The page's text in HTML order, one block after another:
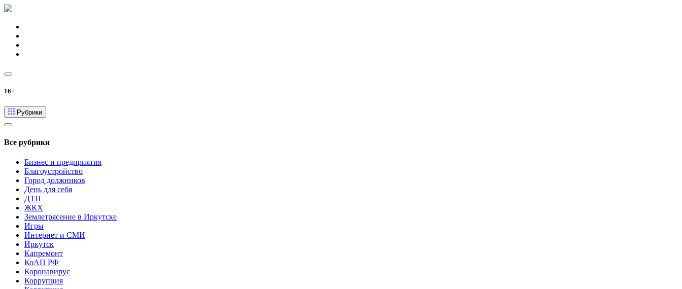
16+
Рубрики
Все рубрики
Бизнес и предприятия
Благоустройство
Город должников
День для себя
ДТП
ЖКХ
Землетрясение в Иркутске
Игры
Интернет и СМИ
Иркутск
Капремонт
КоАП РФ
Коронавирус
Коррупция